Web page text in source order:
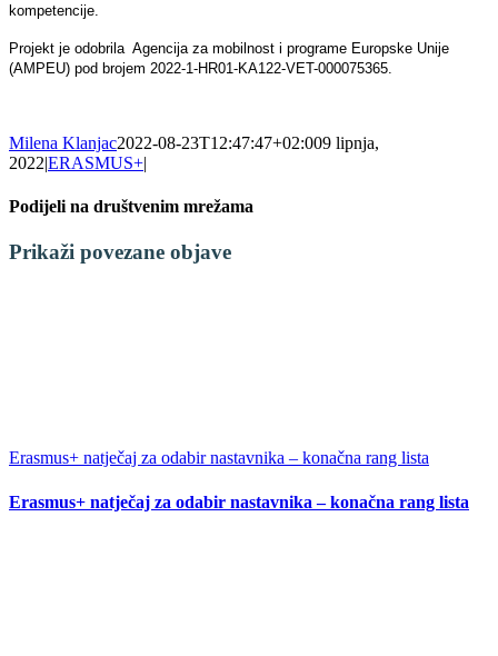
kompetencije.
Projekt je odobrila Agencija za mobilnost i programe Europske Unije
(AMPEU) pod brojem 2022-1-HR01-KA122-VET-000075365.
Milena Klanjac2022-08-23T12:47:47+02:009 lipnja,
2022|ERASMUS+|
Podijeli na društvenim mrežama
Facebook
X
LinkedIn
WhatsApp
Tumblr
Pinterest
Email:
Prikaži povezane objave
Erasmus+ natječaj za odabir nastavnika – konačna rang lista
Erasmus+ natječaj za odabir nastavnika – konačna rang lista